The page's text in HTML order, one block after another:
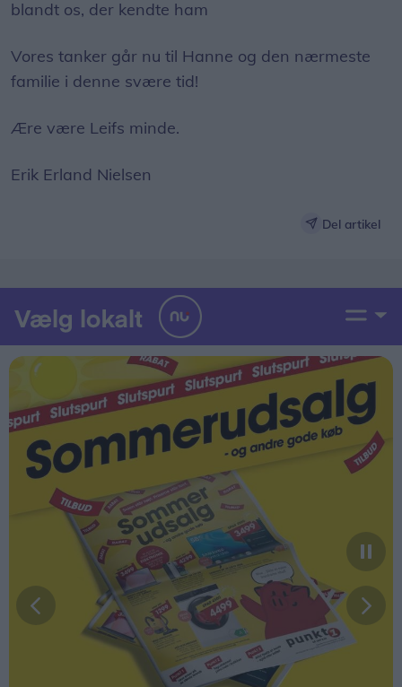
blandt os, der kendte ham
Vores tanker går nu til Hanne og den nærmeste
familie i denne svære tid!
Ære være Leifs minde.
Erik Erland Nielsen
Del artikel